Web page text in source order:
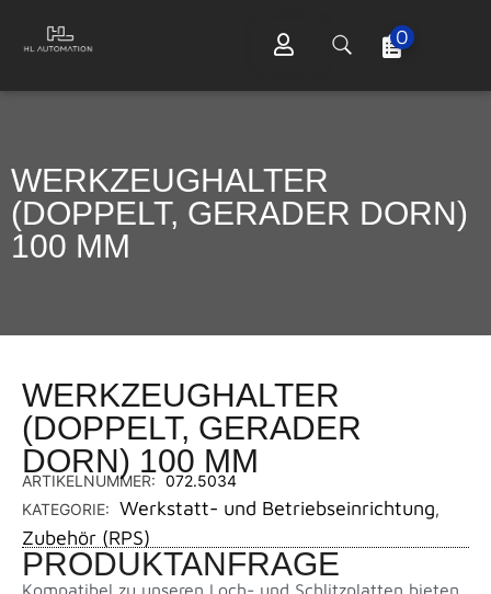
0
WERKZEUGHALTER
(DOPPELT, GERADER DORN)
100 MM
WERKZEUGHALTER
(DOPPELT, GERADER
DORN) 100 MM
ARTIKELNUMMER: 072.5034
KATEGORIE: Werkstatt- und Betriebseinrichtung,
Zubehör (RPS)
PRODUKTANFRAGE
Kompatibel zu unseren Loch- und Schlitzplatten bieten